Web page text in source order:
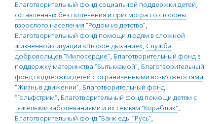
Благотворительный фонд социальной поддержки детей,
оставленных без попечения и присмотра со стороны
взрослого населения "Родом из детства",
Благотворительный фонд помощи людям в сложной
жизненной ситуации «Второе дыхание», Служба
добровольцев "Милосердие", Благотворительный фонд в
поддержку материнства "Быть мамой", Благотворительный
фонд поддержки детей с ограниченными возможностями
"Жизнь в движении", Благотворительный фонд
"Гольфстрим", Благотворительный фонд помощи детям с
тяжелыми заболеваниями и их семьям "Кораблик",
Благотворительный фонд "Банк еды "Русь",